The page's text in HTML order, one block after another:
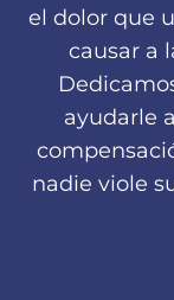
el dolor que
causar a
ayudarle
nadie viole